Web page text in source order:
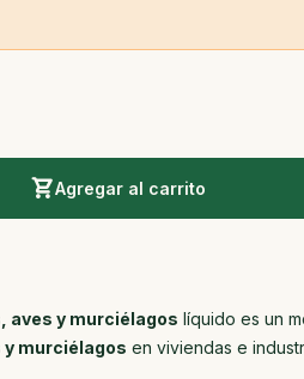
Agregar al carrito
aves y murciélagos líquido es un
y murciélagos en viviendas e